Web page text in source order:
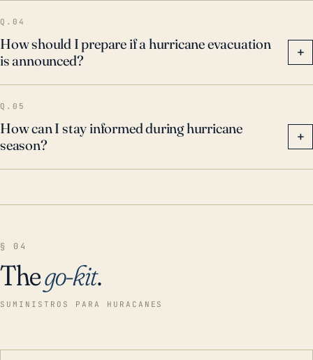
Q.04
How should I prepare if a hurricane evacuation
is announced?
+
Q.05
How can I stay informed during hurricane
season?
+
§ 04
Thego-kit.
SUMINISTROS PARA HURACANES